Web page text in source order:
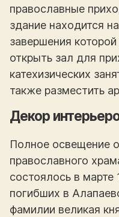
православные
здание находится
завершения
открыть зал для
катехизических
также разместить
Декор
Полное освещение
православного
состоялось в марте
погибших в
фамилии великая